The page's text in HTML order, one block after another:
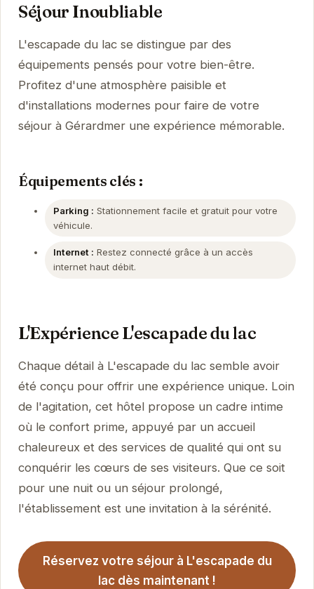
Séjour Inoubliable
L'escapade du lac se distingue par des
équipements pensés pour votre bien-être.
Profitez d'une atmosphère paisible et
d'installations modernes pour faire de votre
séjour à Gérardmer une expérience mémorable.
Équipements clés :
Parking : Stationnement facile et gratuit pour votre
véhicule.
Internet : Restez connecté grâce à un accès
internet haut débit.
L'Expérience L'escapade du lac
Chaque détail à L'escapade du lac semble avoir
été conçu pour offrir une expérience unique. Loin
de l'agitation, cet hôtel propose un cadre intime
où le confort prime, appuyé par un accueil
chaleureux et des services de qualité qui ont su
conquérir les cœurs de ses visiteurs. Que ce soit
pour une nuit ou un séjour prolongé,
l'établissement est une invitation à la sérénité.
Réservez votre séjour à L'escapade du
lac dès maintenant !